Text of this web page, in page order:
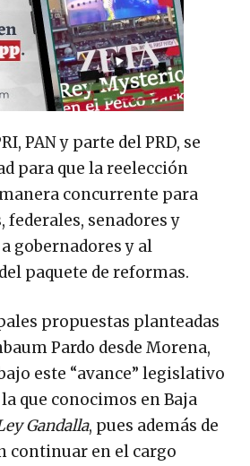
PAN y parte del PRD, se
para que la reelección
concurrente para
federales, senadores y
gobernadores y al
paquete de reformas.
propuestas planteadas
Pardo desde Morena,
este “avance” legislativo
que conocimos en Baja
Gandalla, pues además de
continuar en el cargo